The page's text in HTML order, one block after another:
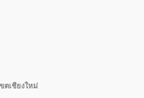
ตเชียงใหม่